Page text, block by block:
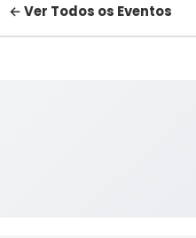
← Ver Todos os Eventos